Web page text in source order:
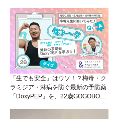
「生でも安全」はウソ！？梅毒・ク
ラミジア・淋病を防ぐ最新の予防薬
「DoxyPEP」を、22歳GOGOBOY